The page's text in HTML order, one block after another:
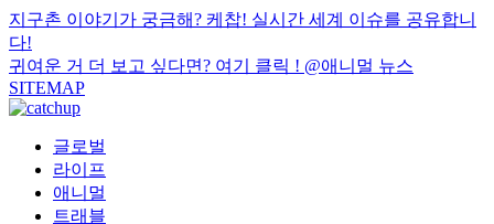
지구촌 이야기가 궁금해? 케찹! 실시간 세계 이슈를 공유합니
다!
귀여운 거 더 보고 싶다면? 여기 클릭 ! @애니멀 뉴스
SITEMAP
글로벌
라이프
애니멀
트래블